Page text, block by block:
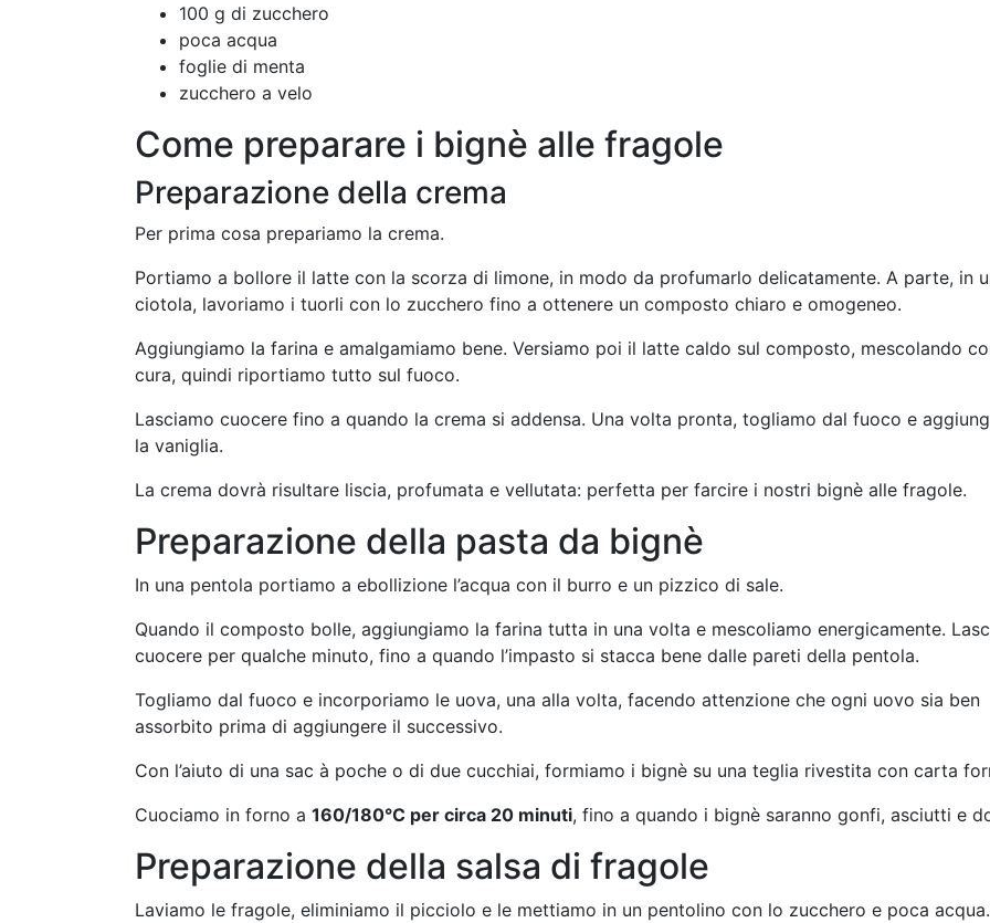
100 g di zucchero
poca acqua
foglie di menta
zucchero a velo
Come preparare i bignè alle fragole
Preparazione della crema
Per prima cosa prepariamo la crema.
Portiamo a bollore il latte con la scorza di limone, in modo da profumarlo delicatamente. A parte, in
ciotola, lavoriamo i tuorli con lo zucchero fino a ottenere un composto chiaro e omogeneo.
Aggiungiamo la farina e amalgamiamo bene. Versiamo poi il latte caldo sul composto, mescolando
cura, quindi riportiamo tutto sul fuoco.
Lasciamo cuocere fino a quando la crema si addensa. Una volta pronta, togliamo dal fuoco e
la vaniglia.
La crema dovrà risultare liscia, profumata e vellutata: perfetta per farcire i nostri bignè alle fragole.
Preparazione della pasta da bignè
In una pentola portiamo a ebollizione l’acqua con il burro e un pizzico di sale.
Quando il composto bolle, aggiungiamo la farina tutta in una volta e mescoliamo energicamente.
cuocere per qualche minuto, fino a quando l’impasto si stacca bene dalle pareti della pentola.
Togliamo dal fuoco e incorporiamo le uova, una alla volta, facendo attenzione che ogni uovo sia ben
assorbito prima di aggiungere il successivo.
Con l’aiuto di una sac à poche o di due cucchiai, formiamo i bignè su una teglia rivestita con carta
Cuociamo in forno a 160/180°C per circa 20 minuti, fino a quando i bignè saranno gonfi, asciutti e
Preparazione della salsa di fragole
Laviamo le fragole, eliminiamo il picciolo e le mettiamo in un pentolino con lo zucchero e poca acqua.